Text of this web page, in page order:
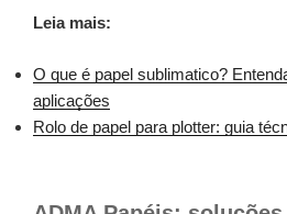
Leia mais:
O que é papel sublimatico?
aplicações
Rolo de papel para plotter: guia